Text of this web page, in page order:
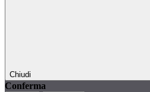
Chiudi
Conferma